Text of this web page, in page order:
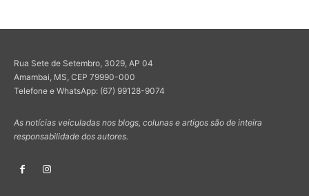
Rua Sete de Setembro, 3029, AP 04
Amambai, MS, CEP 79990-000
Telefone e WhatsApp: (67) 99128-9074
As notícias veiculadas nos blogs, colunas e artigos são de inteira
responsabilidade dos autores.